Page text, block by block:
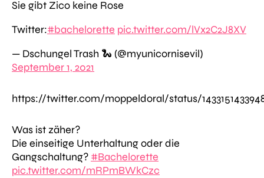
Sie gibt Zico keine Rose
Twitter:#bachelorette pic.twitter.com/lVx2C2J8XV
— Dschungel Trash 🐍 (@myunicornisevil)
September 1, 2021
https://twitter.com/moppeldoral/status/
Was ist zäher?
Die einseitige Unterhaltung oder die
Gangschaltung? #Bachelorette
pic.twitter.com/mRPmBWkCzc